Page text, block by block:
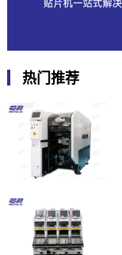
热门推荐